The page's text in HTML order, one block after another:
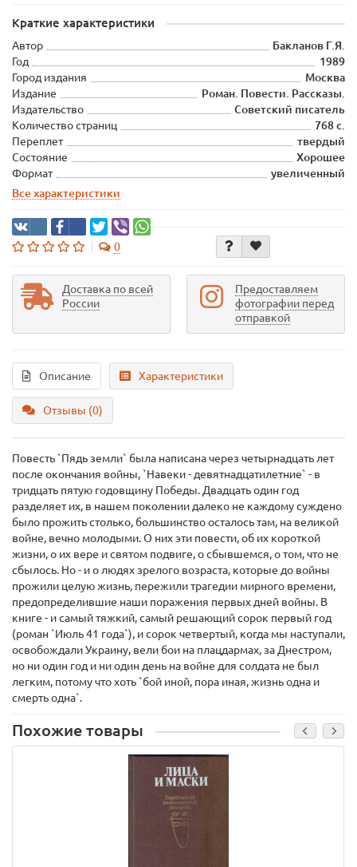
Краткие характеристики
Автор
Бакланов Г.Я.
Год
1989
Город издания
Москва
Издание
Роман. Повести. Рассказы.
Издательство
Советский писатель
Количество страниц
768 с.
Переплет
твердый
Состояние
Хорошее
Формат
увеличенный
Все характеристики
0
Доставка по всей
России
Предоставляем
фотографии перед
отправкой
Описание Характеристики
Отзывы (0)
Повесть `Пядь земли` была написана через четырнадцать лет
после окончания войны, `Навеки - девятнадцатилетние` - в
тридцать пятую годовщину Победы. Двадцать один год
разделяет их, в нашем поколении далеко не каждому суждено
было прожить столько, большинство осталось там, на великой
войне, вечно молодыми. О них эти повести, об их короткой
жизни, о их вере и святом подвиге, о сбывшемся, о том, что не
сбылось. Но - и о людях зрелого возраста, которые до войны
прожили целую жизнь, пережили трагедии мирного времени,
предопределившие наши поражения первых дней войны. В
книге - и самый тяжкий, самый решающий сорок первый год
(роман `Июль 41 года`), и сорок четвертый, когда мы наступали,
освобождали Украину, вели бои на плацдармах, за Днестром,
но ни один год и ни один день на войне для солдата не был
легким, потому что хоть `бой иной, пора иная, жизнь одна и
смерть одна`.
Похожие товары